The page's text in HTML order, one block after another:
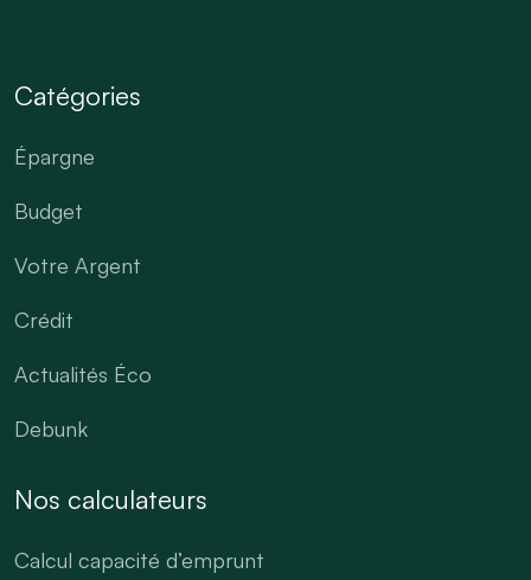
Catégories
Épargne
Budget
Votre Argent
Crédit
Actualités Éco
Debunk
Nos calculateurs
Calcul capacité d’emprunt